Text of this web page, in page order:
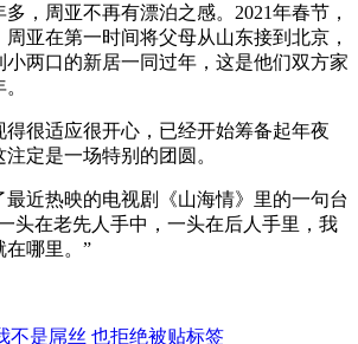
周亚不再有漂泊之感。2021年春节，
亚在第一时间将父母从山东接到北京，
两口的新居一同过年，这是他们双方家
很适应很开心，已经开始筹备起年夜
定是一场特别的团圆。
热映的电视剧《山海情》里的一句台
头在老先人手中，一头在后人手里，我
在哪里。”
不是屌丝 也拒绝被贴标签